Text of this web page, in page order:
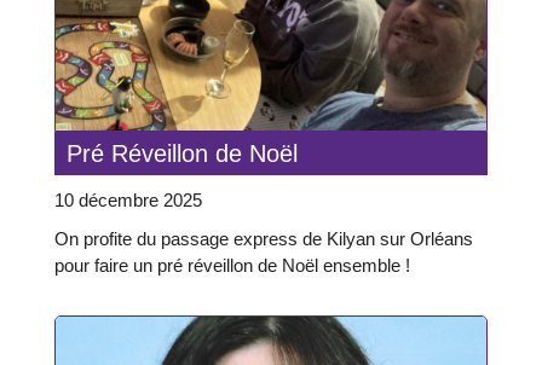
Pré Réveillon de Noël
10 décembre 2025
On profite du passage express de Kilyan sur Orléans
pour faire un pré réveillon de Noël ensemble !